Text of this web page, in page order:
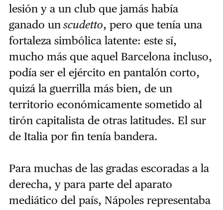
lesión y a un club que jamás había
ganado un scudetto, pero que tenía una
fortaleza simbólica latente: este sí,
mucho más que aquel Barcelona incluso,
podía ser el ejército en pantalón corto,
quizá la guerrilla más bien, de un
territorio económicamente sometido al
tirón capitalista de otras latitudes. El sur
de Italia por fin tenía bandera.
Para muchas de las gradas escoradas a la
derecha, y para parte del aparato
mediático del país, Nápoles representaba